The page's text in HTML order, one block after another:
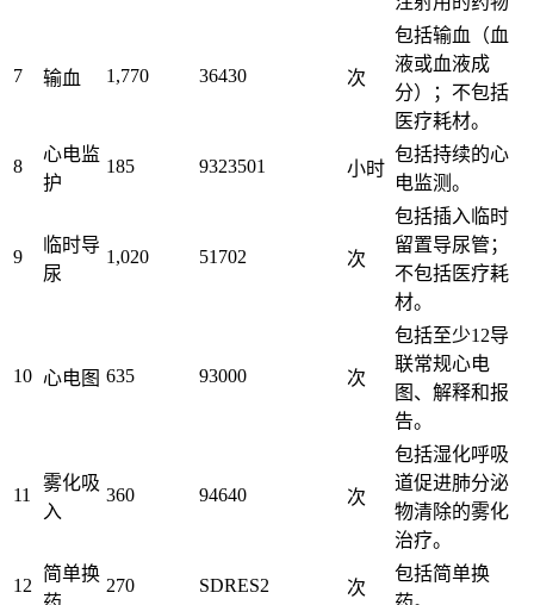
7 输血 1,770 36430 次
包括输血（血
液或血液成
分）；不包括
医疗耗材。
8
心电监
护
185 9323501 小时
包括持续的心
电监测。
9
临时导
尿
1,020 51702 次
包括插入临时
留置导尿管；
不包括医疗耗
材。
10 心电图 635 93000 次
包括至少12导
联常规心电
图、解释和报
告。
11
雾化吸
入
360 94640 次
包括湿化呼吸
道促进肺分泌
物清除的雾化
治疗。
12
简单换
270 SDRES2 次
包括简单换